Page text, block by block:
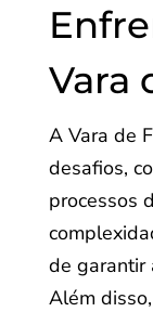
Vara
A Vara de
desafios,
processos
de garantir
Além